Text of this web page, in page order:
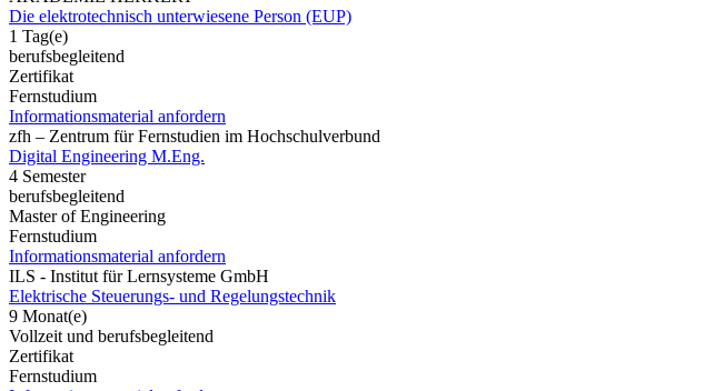
Die elektrotechnisch unterwiesene Person (EUP)
1 Tag(e)
berufsbegleitend
Zertifikat
Fernstudium
Informationsmaterial anfordern
zfh – Zentrum für Fernstudien im Hochschulverbund
Digital Engineering M.Eng.
4 Semester
berufsbegleitend
Master of Engineering
Fernstudium
Informationsmaterial anfordern
ILS - Institut für Lernsysteme GmbH
Elektrische Steuerungs- und Regelungstechnik
9 Monat(e)
Vollzeit und berufsbegleitend
Zertifikat
Fernstudium